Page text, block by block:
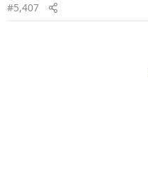
#5,407